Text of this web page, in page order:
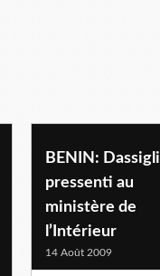
BENIN: Dassigli
pressenti au
ministère de
l’Intérieur
14 Août 2009